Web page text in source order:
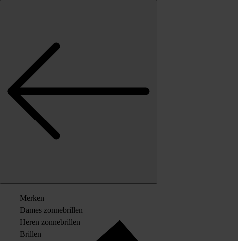
Merken
Dames zonnebrillen
Heren zonnebrillen
Brillen